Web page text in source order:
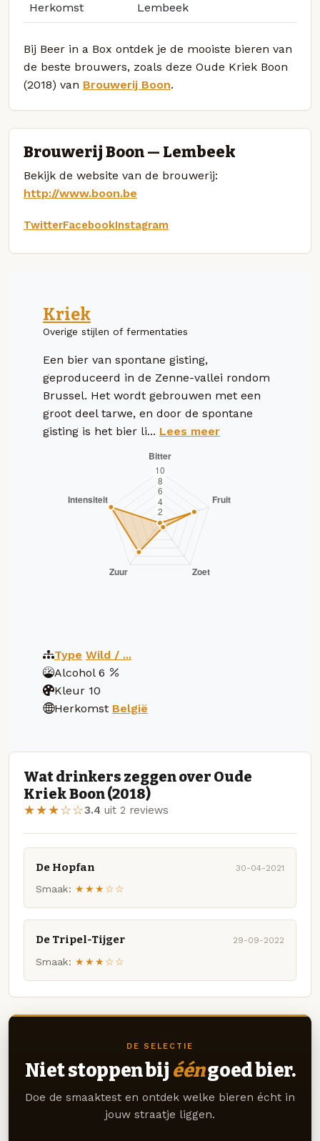
Herkomst Lembeek
Bij Beer in a Box ontdek je de mooiste bieren van
de beste brouwers, zoals deze Oude Kriek Boon
(2018) van Brouwerij Boon.
Brouwerij Boon — Lembeek
Bekijk de website van de brouwerij:
http://www.boon.be
TwitterFacebookInstagram
Kriek
Overige stijlen of fermentaties
Een bier van spontane gisting,
geproduceerd in de Zenne-vallei rondom
Brussel. Het wordt gebrouwen met een
groot deel tarwe, en door de spontane
gisting is het bier li... Lees meer
Type Wild / ...
Alcohol 6
Kleur 10
Herkomst België
Wat drinkers zeggen over Oude
Kriek Boon (2018)
★★★☆☆3.4 uit 2 reviews
De Hopfan 30-04-2021
Smaak: ★★★☆☆
De Tripel-Tijger 29-09-2022
Smaak: ★★★☆☆
DE SELECTIE
Niet stoppen bij ééngoed bier.
Doe de smaaktest en ontdek welke bieren écht in
jouw straatje liggen.